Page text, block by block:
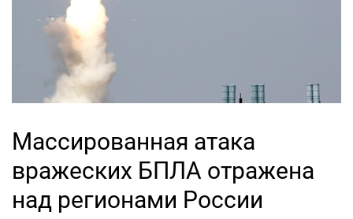
Массированная атака
вражеских БПЛА отражена
над регионами России